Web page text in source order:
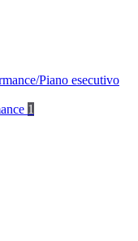
Piano esecutivo
1